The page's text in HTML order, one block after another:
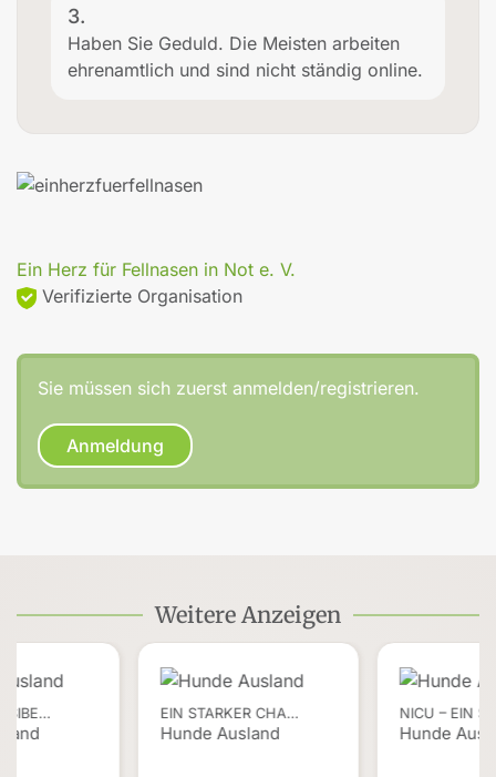
3.
Haben Sie Geduld. Die Meisten arbeiten
ehrenamtlich und sind nicht ständig online.
Ein Herz für Fellnasen in Not e. V.
Verifizierte Organisation
Sie müssen sich zuerst anmelden/registrieren.
Anmeldung
Weitere Anzeigen
EIN STARKER CHA…
Hunde Ausland
NICU – EIN
Hunde